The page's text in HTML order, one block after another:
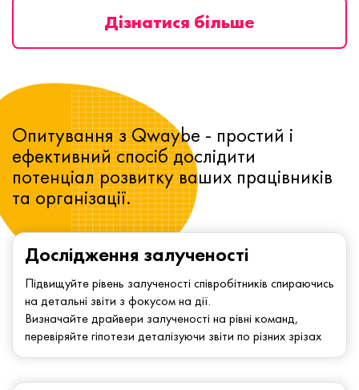
Дізнатися більше
Дослідження залученості
Підвищуйте рівень залученості співробітників спираючись
на детальні звіти з фокусом на дії.
Визначайте драйвери залученості на рівні команд,
перевіряйте гіпотези деталізуючи звіти по різних зрізах
Опитування з Qwaybe - простий і
ефективний спосіб дослідити
потенціал розвитку ваших працівників
та організації.